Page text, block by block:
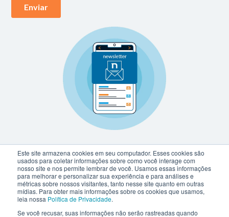
Este site armazena cookies em seu computador. Esses cookies são
usados para coletar informações sobre como você interage com
nosso site e nos permite lembrar de você. Usamos essas informações
para melhorar e personalizar sua experiência e para análises e
métricas sobre nossos visitantes, tanto nesse site quanto em outras
mídias. Para obter mais informações sobre os cookies que usamos,
leia nossa Política de Privacidade.
Se você recusar, suas informações não serão rastreadas quando